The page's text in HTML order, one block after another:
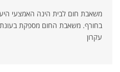
משאבת חום לבית הינה האמצעי
בחורף. משאבת החום מספקת
עקרון